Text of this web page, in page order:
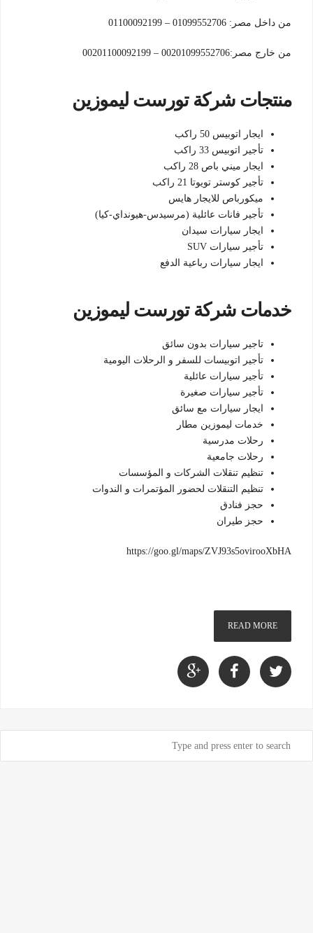
من داخل مصر: 01099552706 – 01100092199
من خارج مصر:00201099552706 – 00201100092199
منتجات شركة تورست ليموزين
ايجار اتوبيس 50 راكب
تأجير اتوبيس 33 راكب
ايجار ميني باص 28 راكب
تأجير كوستر تويوتا 21 راكب
ميكورباص للايجار هايس
تأجير فانات عائلية (مرسيدس-هيونداي-كيا)
ايجار سيارات سيدان
تأجير سيارات SUV
ايجار سيارات رباعية الدفع
خدمات شركة تورست ليموزين
تاجير سيارات بدون سائق
تأجير اتوبيسات للسفر و الرحلات اليومية
تأجير سيارات عائلية
تأجير سيارات صغيرة
ايجار سيارات مع سائق
خدمات ليموزين مطار
رحلات مدرسية
رحلات جامعية
تنظيم تنقلات الشركات و المؤسسات
تنظيم التنقلات لحضور المؤتمرات و الندوات
حجز فنادق
حجز طيران
https://goo.gl/maps/ZVJ93s5ovirooXbHA
READ MORE